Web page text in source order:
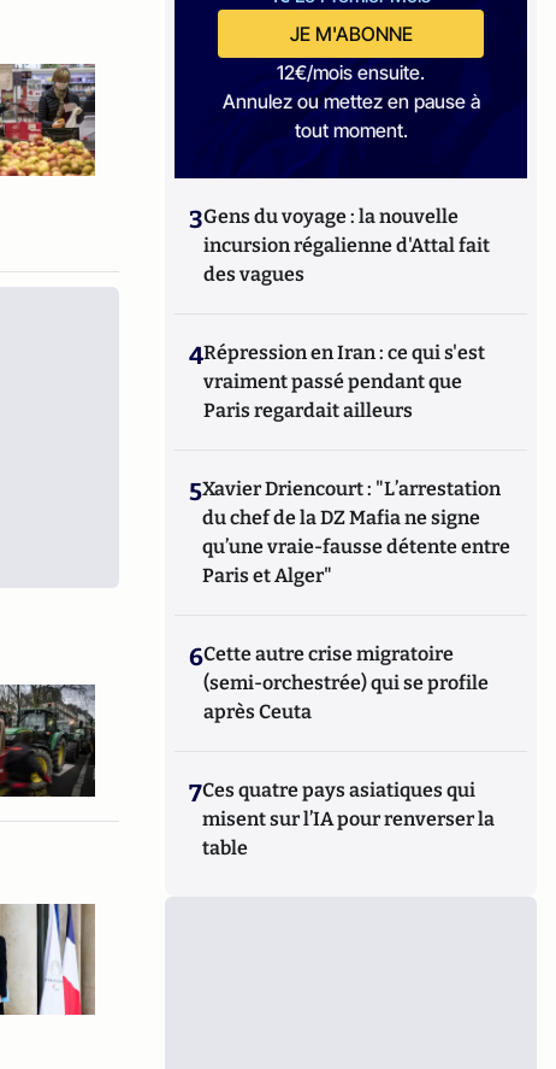
JE M'ABONNE
12€/mois ensuite.
Annulez ou mettez en pause à
tout moment.
3Gens du voyage : la nouvelle
incursion régalienne d'Attal fait
des vagues
4Répression en Iran : ce qui s'est
vraiment passé pendant que
Paris regardait ailleurs
5Xavier Driencourt : "L’arrestation
du chef de la DZ Mafia ne signe
qu’une vraie-fausse détente entre
Paris et Alger"
6Cette autre crise migratoire
(semi-orchestrée) qui se profile
après Ceuta
7Ces quatre pays asiatiques qui
misent sur l’IA pour renverser la
table